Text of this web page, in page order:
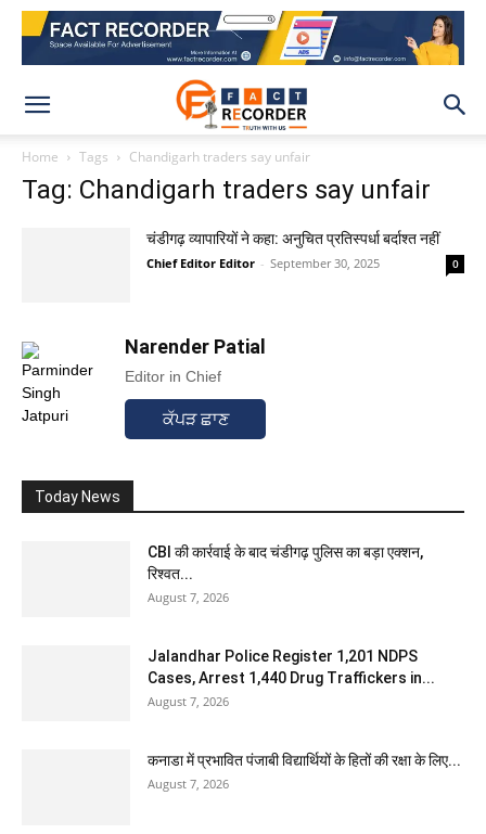
Home Tags Chandigarh traders say unfair
Tag: Chandigarh traders say unfair
चंडीगढ़ व्यापारियों ने कहा: अनुचित प्रतिस्पर्धा बर्दाश्त नहीं
Chief Editor Editor - September 30, 2025 0
Narender Patial
Editor in Chief
ਕੱਪੜ ਛਾਣ
Today News
CBI की कार्रवाई के बाद चंडीगढ़ पुलिस का बड़ा एक्शन,
रिश्वत...
August 7, 2026
Jalandhar Police Register 1,201 NDPS
Cases, Arrest 1,440 Drug Traffickers in...
August 7, 2026
कनाडा में प्रभावित पंजाबी विद्यार्थियों के हितों की रक्षा के लिए...
August 7, 2026